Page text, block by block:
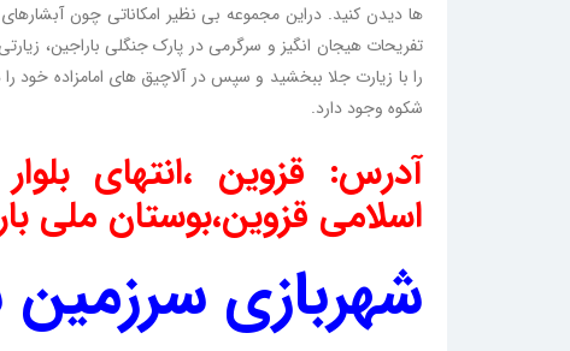
ها دیدن کنید. دراین مجموعه بی نظیر امکاناتی چون
تفریحات هیجان انگیز و سرگرمی در پارک جنگلی باراجین،
را با زیارت جلا ببخشید و سپس در آلاچیق های امامزاده خود
شکوه وجود دارد.
آدرس: قزوین ،انتهای
اسلامی قزوین،بوستان ملی
شهربازی